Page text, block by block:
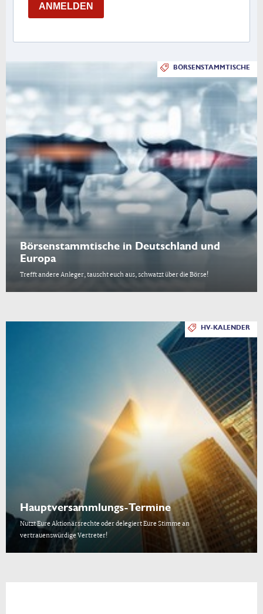
ANMELDEN
BÖRSENSTAMMTISCHE
Börsenstammtische in Deutschland und
Europa
Trefft andere Anleger, tauscht euch aus, schwatzt über die Börse!
HV-KALENDER
Hauptversammlungs-Termine
Nutzt Eure Aktionärsrechte oder delegiert Eure Stimme an
vertrauenswürdige Vertreter!